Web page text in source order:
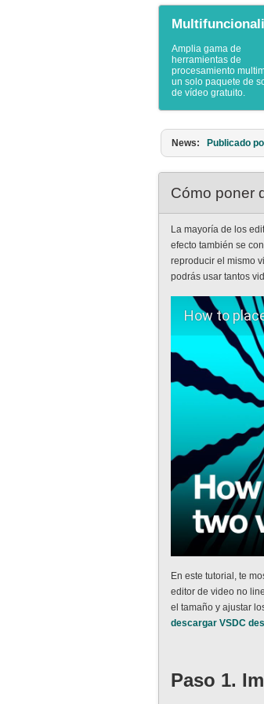
Amplia gama de
herramientas de
procesamiento
un solo paquete de
de vídeo gratuito.
News: Publicado
Cómo poner
La mayoría de los
efecto también se
reproducir el mismo
podrás usar tantos
How to
En este tutorial, te
editor de video no
el tamaño y ajustar
descargar VSDC
Paso 1.